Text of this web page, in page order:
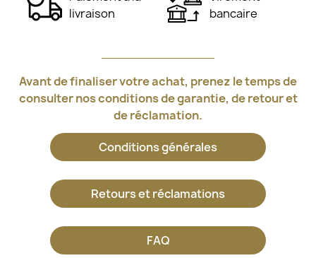
livraison
bancaire
Avant de finaliser votre achat, prenez le temps de
consulter nos conditions de garantie, de retour et
de réclamation.
Conditions générales
Retours et réclamations
FAQ